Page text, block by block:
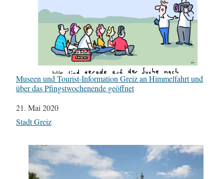
Museen und Tourist-Information Greiz an Himmelfahrt und
über das Pfingstwochenende geöffnet
Datum
21. Mai 2020
In Bezug auf
Stadt Greiz